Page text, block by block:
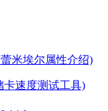
米埃尔属性介绍)
卡速度测试工具)